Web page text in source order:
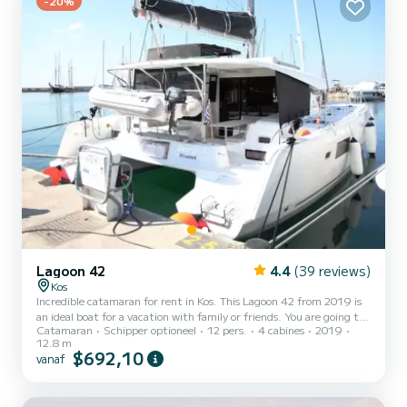
Lagoon 42 4.4 (39 reviews)
Kos
Incredible catamaran for rent in Kos. This Lagoon 42 from 2019 is
an ideal boat for a vacation with family or friends. You are going to
have an exceptional cruise on this catamaran of 13 meters. You will
be able to accommodate up to 12 passengers when cruising and
take advantage of its 4 cabins with total comfort. Dit Lagoon 42 is
Catamaran Schipper optioneel 12 pers. 4 cabines
2019
12.8 m
vanaf $692,10